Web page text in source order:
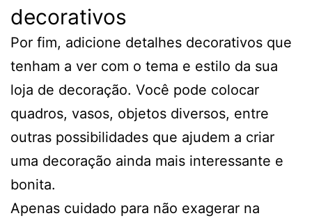
decorativos
Por fim, adicione detalhes decorativos que
tenham a ver com o tema e estilo da sua
loja de decoração. Você pode colocar
quadros, vasos, objetos diversos, entre
outras possibilidades que ajudem a criar
uma decoração ainda mais interessante e
bonita.
Apenas cuidado para não exagerar na